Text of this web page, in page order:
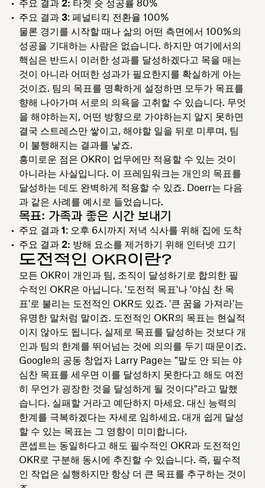
주요 결과 2: 타겟 슛 성공률 80%
주요 결과 3: 페널티킥 전환율 100%
물론 경기를 시작할 때나 삶의 어떤 측면에서 100%의
성공을 기대하는 사람은 없습니다. 하지만 여기에서의
핵심은 반드시 이러한 성과를 달성하겠다고 목을 매는
것이 아니라 어떠한 성과가 필요한지를 확실하게 아는
것이죠. 팀의 목표를 명확하게 설정하면 모두가 목표를
향해 나아가며 서로의 의욕을 고취할 수 있습니다. 무엇
을 해야하는지, 어떤 방향으로 가야하는지 알지 못하면
결국 스트레스만 쌓이고, 해야할 일을 뒤로 미루며, 팀
이 불행해지는 결과를 낳죠.
흥미로운 점은 OKR이 업무에만 적용할 수 있는 것이
아니라는 사실입니다. 이 프레임워크는 개인의 목표를
달성하는 데도 완벽하게 적용할 수 있죠. Doerr는 다음
과 같은 사례를 예시로 들었습니다.
목표: 가족과 좋은 시간 보내기
주요 결과 1: 오후 6시까지 저녁 식사를 위해 집에 도착
주요 결과 2: 방해 요소를 제거하기 위해 인터넷 끄기
도전적인 OKR이란?
모든 OKR이 개인과 팀, 조직이 달성하기로 합의한 필
수적인 OKR은 아닙니다. '도전적 목표'나 '야심 찬 목
표'로 불리는 도전적인 OKR도 있죠. '큰 꿈을 가져라'는
유명한 말처럼 말이죠. 도전적인 OKR의 목표는 현실적
이지 않아도 됩니다. 실제로 목표를 달성하는 것보다 개
인과 팀의 한계를 뛰어넘는 것에 의의를 두기 때문이죠.
Google의 공동 창업자 Larry Page는 "말도 안 되는 야
심찬 목표를 세우면 이를 달성하지 못한다고 해도 여전
히 무언가 굉장한 것을 달성하게 될 것이다"라고 말했
습니다. 실패할 거라고 예단하지 마세요. 대신 능력의
한계를 극복하겠다는 자세로 임하세요. 대개 쉽게 달성
할 수 있는 목표는 그 영향이 미미합니다.
콘셉트는 동일하다고 해도 필수적인 OKR과 도전적인
OKR로 구분해 동시에 추진할 수 있습니다. 즉, 필수적
인 작업은 실행하지만 항상 더 큰 목표를 추구하는 것이